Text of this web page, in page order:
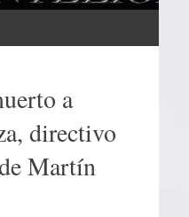
a
directivo
Martín